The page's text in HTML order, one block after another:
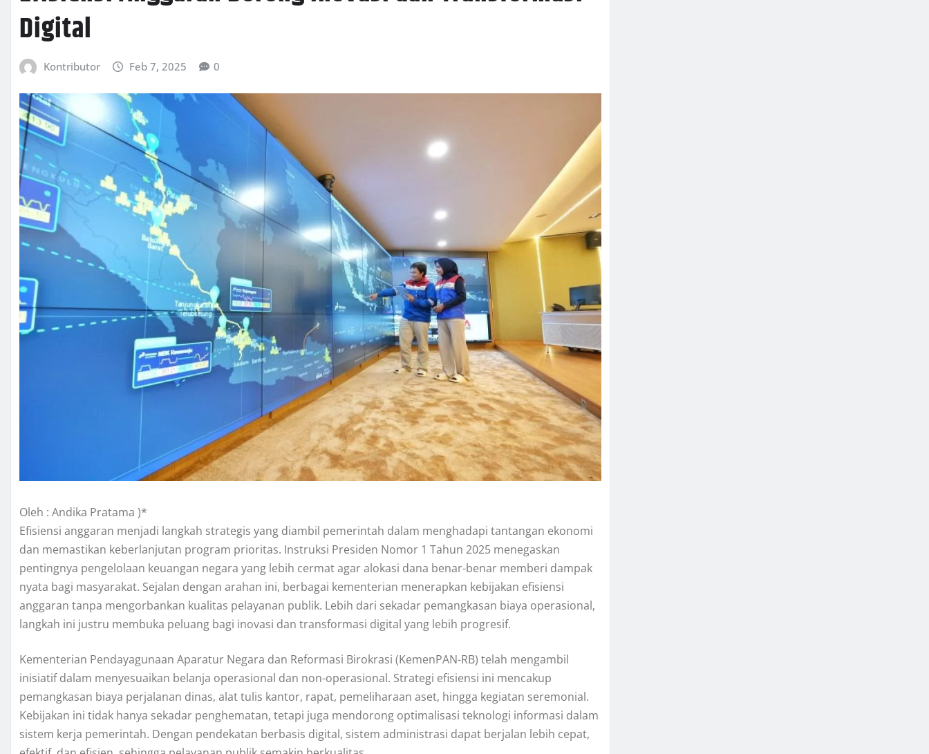
Digital
Kontributor Feb 7, 2025 0
Oleh : Andika Pratama )*
Efisiensi anggaran menjadi langkah strategis yang diambil pemerintah dalam menghadapi tantangan ekonomi
dan memastikan keberlanjutan program prioritas. Instruksi Presiden Nomor 1 Tahun 2025 menegaskan
pentingnya pengelolaan keuangan negara yang lebih cermat agar alokasi dana benar-benar memberi dampak
nyata bagi masyarakat. Sejalan dengan arahan ini, berbagai kementerian menerapkan kebijakan efisiensi
anggaran tanpa mengorbankan kualitas pelayanan publik. Lebih dari sekadar pemangkasan biaya operasional,
langkah ini justru membuka peluang bagi inovasi dan transformasi digital yang lebih progresif.
Kementerian Pendayagunaan Aparatur Negara dan Reformasi Birokrasi (KemenPAN-RB) telah mengambil
inisiatif dalam menyesuaikan belanja operasional dan non-operasional. Strategi efisiensi ini mencakup
pemangkasan biaya perjalanan dinas, alat tulis kantor, rapat, pemeliharaan aset, hingga kegiatan seremonial.
Kebijakan ini tidak hanya sekadar penghematan, tetapi juga mendorong optimalisasi teknologi informasi dalam
sistem kerja pemerintah. Dengan pendekatan berbasis digital, sistem administrasi dapat berjalan lebih cepat,